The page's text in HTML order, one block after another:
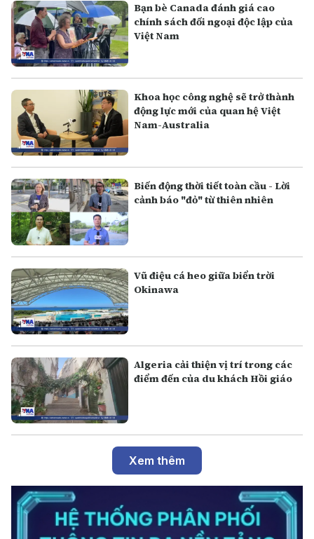
Bạn bè Canada đánh giá cao
chính sách đối ngoại độc lập của
Việt Nam
Khoa học công nghệ sẽ trở thành
động lực mới của quan hệ Việt
Nam-Australia
Biến động thời tiết toàn cầu - Lời
cảnh báo "đỏ" từ thiên nhiên
Vũ điệu cá heo giữa biển trời
Okinawa
Algeria cải thiện vị trí trong các
điểm đến của du khách Hồi giáo
Xem thêm